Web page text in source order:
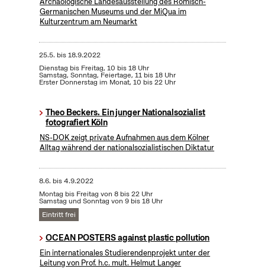
Germanischen Museums und der MiQua im
Kulturzentrum am Neumarkt
25.5. bis18.9.2022
Dienstag bis Freitag, 10 bis 18 Uhr
Samstag, Sonntag, Feiertage, 11 bis 18 Uhr
Erster Donnerstag im Monat, 10 bis 22 Uhr
Theo Beckers. Ein junger Nationalsozialist
fotografiert Köln
NS-DOK zeigt private Aufnahmen aus dem Kölner
Alltag während der nationalsozialistischen Diktatur
8.6. bis4.9.2022
Montag bis Freitag von 8 bis 22 Uhr
Samstag und Sonntag von 9 bis 18 Uhr
Eintritt frei
OCEAN POSTERS against plastic pollution
Ein internationales Studierendenprojekt unter der
Leitung von Prof. h.c. mult. Helmut Langer